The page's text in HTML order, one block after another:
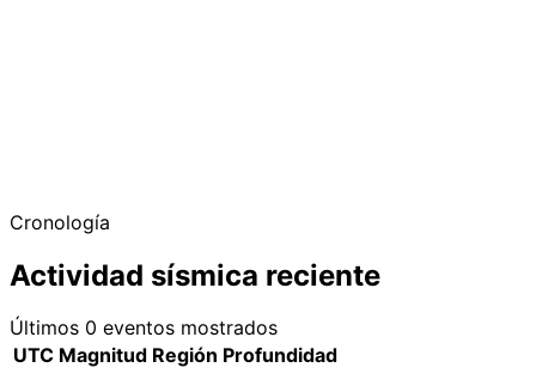
Cronología
Actividad sísmica reciente
Últimos 0 eventos mostrados
UTC Magnitud Región Profundidad